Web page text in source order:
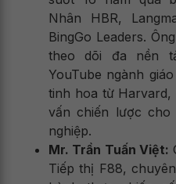
Nhân HBR,
BingGo Leaders.
theo dõi đa nền
YouTube ngành
tinh hoa từ
vấn chiến lược cho
nghiệp.
Mr. Trần Tuấn Việt:
Tiếp thị F88,